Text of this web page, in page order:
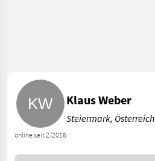
online seit 2/2016
Klaus Weber
Steiermark, Österreich